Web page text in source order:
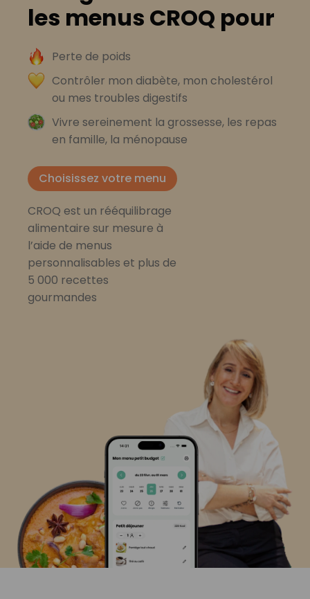
les menus CROQ pour
Perte de poids
Contrôler mon diabète, mon cholestérol
ou mes troubles digestifs
Vivre sereinement la grossesse, les repas
en famille, la ménopause
Choisissez votre menu
CROQ est un rééquilibrage
alimentaire sur mesure à
l’aide de menus
personnalisables et plus de
5 000 recettes
gourmandes